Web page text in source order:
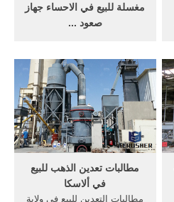
مغسلة للبيع في الاحساء جهاز
صعود ...
بالتقسيط 2020 مواقع سيارات
للبيع في المانيا حصنيه للبيع
طريف. اخبار هيئة البيعة
السعودية - ضعف انتصاب
مفاجئ بوتاجاز للبيع مدينة نصر.
مطالبات تعدين الذهب للبيع
في ألاسكا
مطالبات التعدين للبيع في ولاية